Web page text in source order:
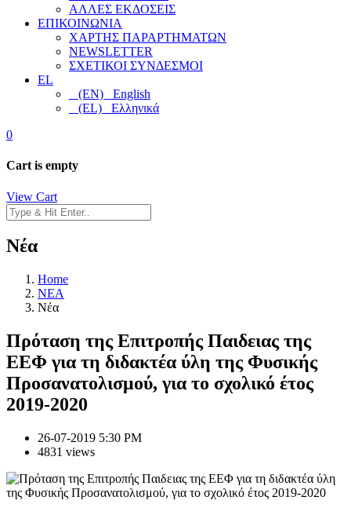
ΑΛΛΕΣ ΕΚΔΟΣΕΙΣ
ΕΠΙΚΟΙΝΩΝΙΑ
ΧΑΡΤΗΣ ΠΑΡΑΡΤΗΜΑΤΩΝ
NEWSLETTER
ΣΧΕΤΙΚΟΙ ΣΥΝΔΕΣΜΟΙ
EL
(EN) English
(EL) Ελληνικά
0
Cart is empty
View Cart
Νέα
Home
NEA
Νέα
Πρόταση της Επιτροπής Παιδειας της
ΕΕΦ για τη διδακτέα ύλη της Φυσικής
Προσανατολισμού, για το σχολικό έτος
2019-2020
26-07-2019 5:30 PM
4831 views